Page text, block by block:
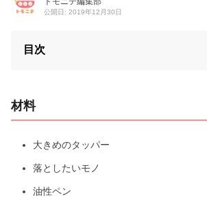
公開日: 2019年12月30日
目次
材料
大きめのタッパー
落としたいモノ
油性ペン